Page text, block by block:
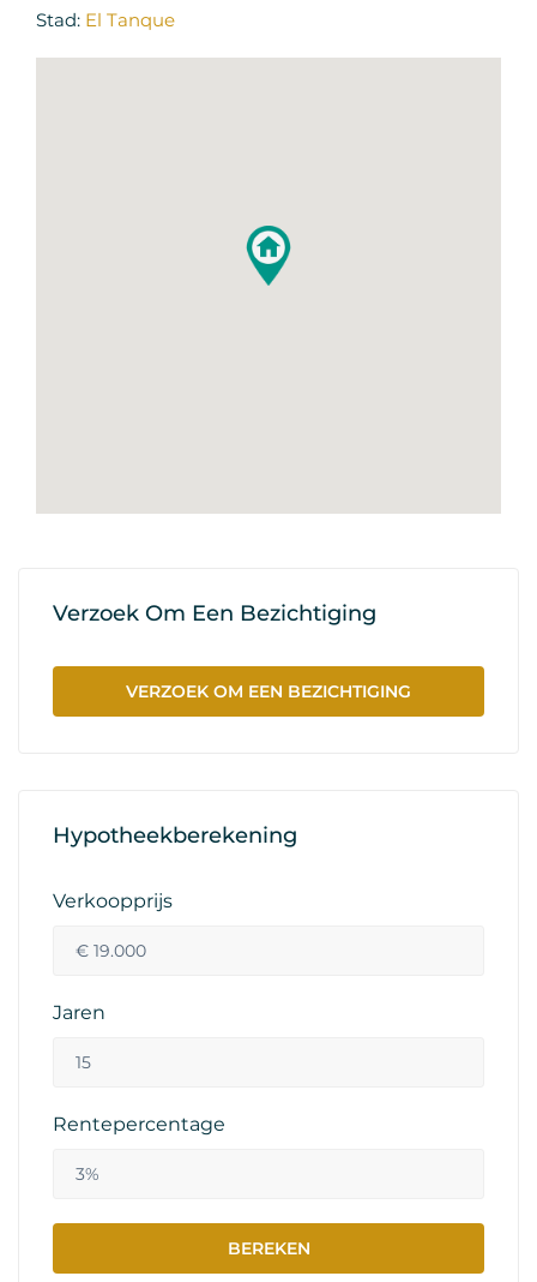
Stad: El Tanque
Verzoek Om Een Bezichtiging
VERZOEK OM EEN BEZICHTIGING
Hypotheekberekening
Verkoopprijs
Jaren
Rentepercentage